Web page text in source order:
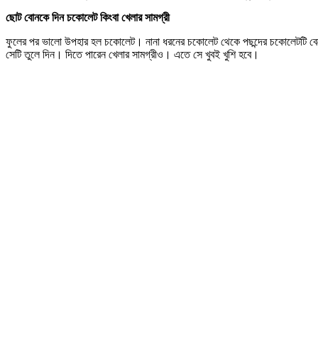
ছোট বোনকে দিন চকোলেট কিংবা খেলার সামগ্রী
ফুলের পর ভালো উপহার হল চকোলেট। নানা ধরনের চকোলেট থেকে পছন্দের চকোলেটটি
সেটি তুলে দিন। দিতে পারেন খেলার সামগ্রীও। এতে সে খুবই খুশি হবে।